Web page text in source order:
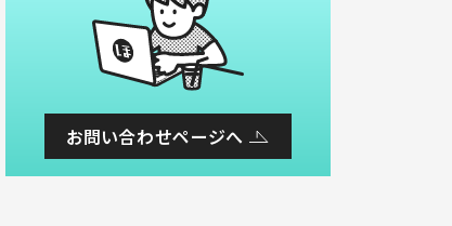
お問い合わせページへ